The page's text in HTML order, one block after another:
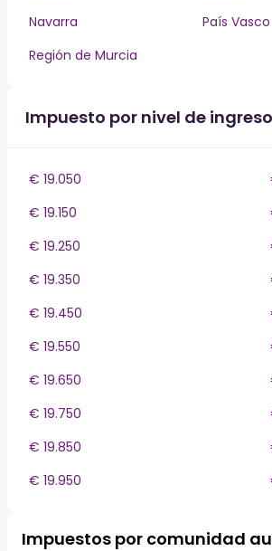
Navarra
País Vasco
Región de Murcia
Impuesto por nivel de
€ 19.050
€ 19.150
€ 19.250
€ 19.350
€ 19.450
€ 19.550
€ 19.650
€ 19.750
€ 19.850
€ 19.950
Impuestos por comunidad